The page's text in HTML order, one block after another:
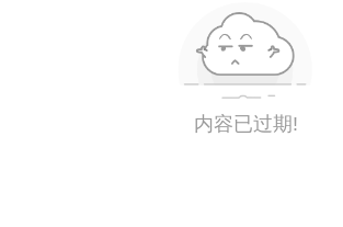
内容已过期!